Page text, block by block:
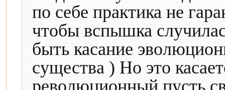
по себе практика не
чтобы вспышка
быть касание
существа ) Но это
революционный пусть